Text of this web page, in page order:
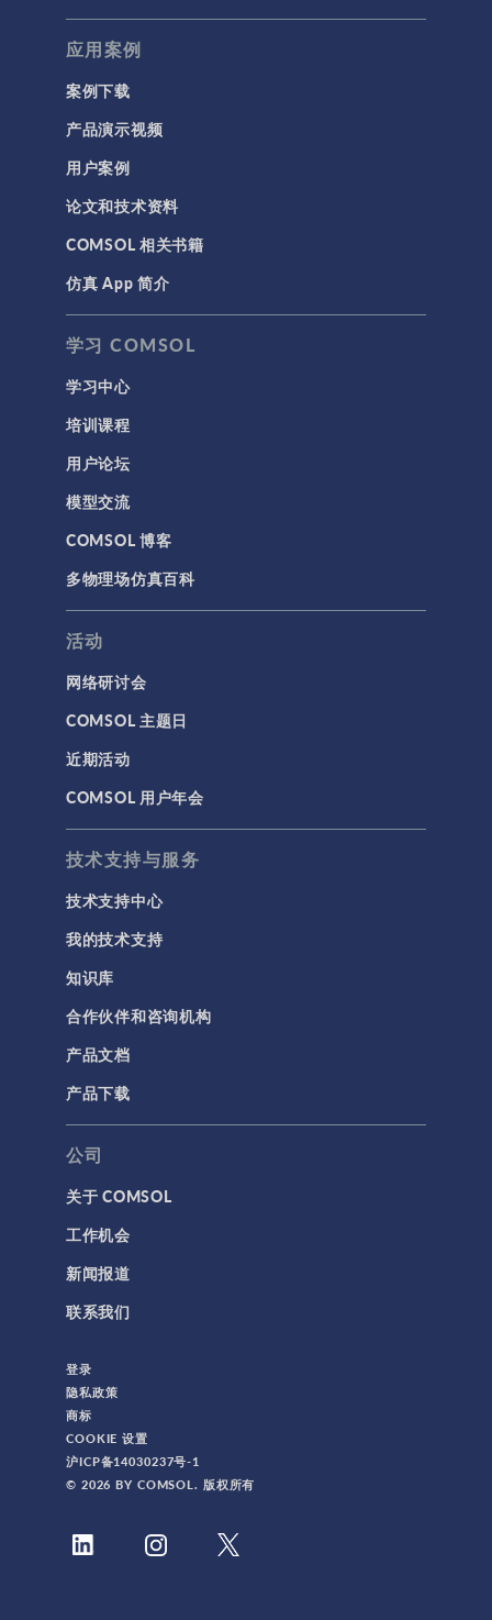
应用案例
案例下载
产品演示视频
用户案例
论文和技术资料
COMSOL 相关书籍
仿真 App 简介
学习 COMSOL
学习中心
培训课程
用户论坛
模型交流
COMSOL 博客
多物理场仿真百科
活动
网络研讨会
COMSOL 主题日
近期活动
COMSOL 用户年会
技术支持与服务
技术支持中心
我的技术支持
知识库
合作伙伴和咨询机构
产品文档
产品下载
公司
关于 COMSOL
工作机会
新闻报道
联系我们
登录
隐私政策
商标
COOKIE 设置
沪ICP备14030237号-1
© 2026 BY COMSOL. 版权所有